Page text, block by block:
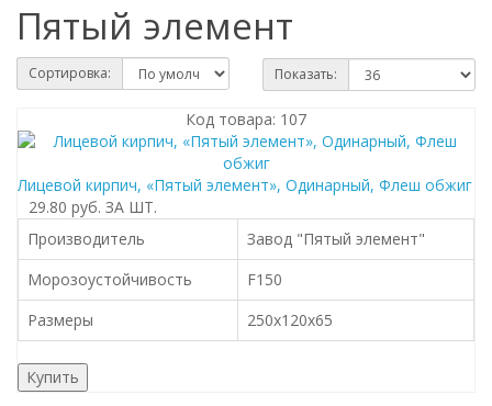
Пятый элемент
Сортировка: Показать:
Код товара: 107
Лицевой кирпич, «Пятый элемент», Одинарный, Флеш обжиг
29.80 руб. ЗА ШТ.
Производитель
Завод "Пятый элемент"
Морозоустойчивость
F150
Размеры
250х120х65
Купить